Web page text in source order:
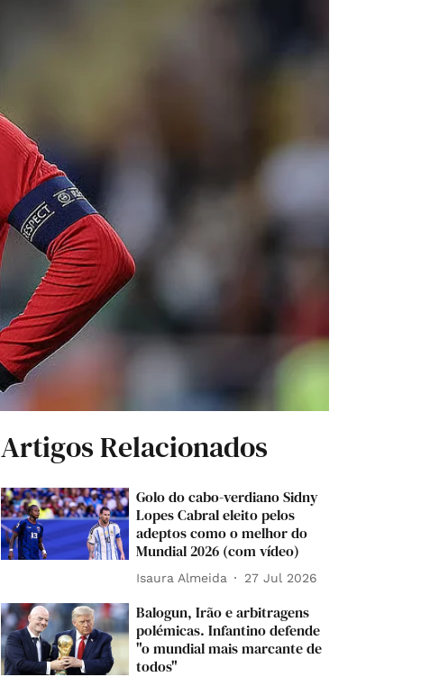
Artigos Relacionados
Golo do cabo-verdiano Sidny
Lopes Cabral eleito pelos
adeptos como o melhor do
Mundial 2026 (com vídeo)
Isaura Almeida 27 Jul 2026
Balogun, Irão e arbitragens
polémicas. Infantino defende
"o mundial mais marcante de
todos"